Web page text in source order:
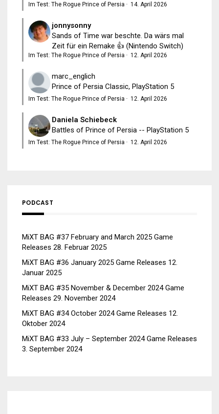
Im Test: The Rogue Prince of Persia · 14. April 2026
jonnysonny
Sands of Time war beschte. Da wärs mal
Zeit für ein Remake 👍 (Nintendo Switch)
Im Test: The Rogue Prince of Persia · 12. April 2026
marc_englich
Prince of Persia Classic, PlayStation 5
Im Test: The Rogue Prince of Persia · 12. April 2026
Daniela Schiebeck
Battles of Prince of Persia -- PlayStation 5
Im Test: The Rogue Prince of Persia · 12. April 2026
PODCAST
MiXT BAG #37 February and March 2025 Game
Releases 28. Februar 2025
MiXT BAG #36 January 2025 Game Releases 12.
Januar 2025
MiXT BAG #35 November & December 2024 Game
Releases 29. November 2024
MiXT BAG #34 October 2024 Game Releases 12.
Oktober 2024
MiXT BAG #33 July – September 2024 Game Releases
3. September 2024